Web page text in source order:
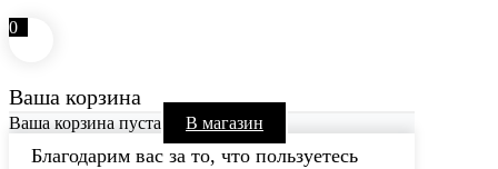
0
Ваша корзина
Ваша корзина пуста В магазин
Благодарим вас за то, что пользуетесь